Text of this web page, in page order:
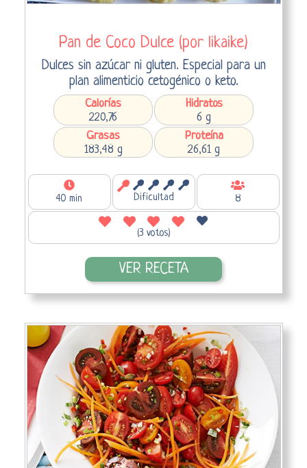
Pan de Coco Dulce (por likaike)
Dulces sin azúcar ni gluten. Especial para un
plan alimenticio cetogénico o keto.
Calorías
220,76
Hidratos
6 g
Grasas
183,48 g
Proteína
26,61 g
40 min Dificultad 8
(3 votos)
VER RECETA